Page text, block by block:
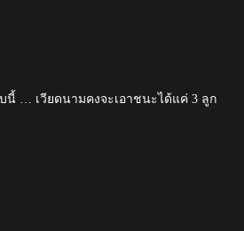
นี้ … เวียดนามคงจะเอาชนะได้แค่ 3 ลูก